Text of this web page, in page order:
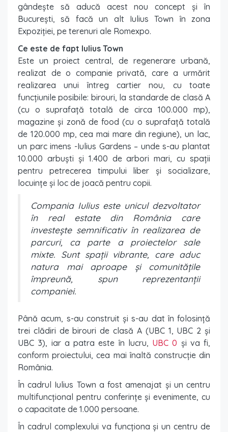
gândește să aducă acest nou concept și în
București, să facă un alt Iulius Town în zona
Expoziției, pe terenuri ale Romexpo.
Ce este de fapt Iulius Town
Este un proiect central, de regenerare urbană,
realizat de o companie privată, care a urmărit
realizarea unui întreg cartier nou, cu toate
funcțiunile posibile: birouri, la standarde de clasă A
(cu o suprafață totală de circa 100.000 mp),
magazine și zonă de food (cu o suprafață totală
de 120.000 mp, cea mai mare din regiune), un lac,
un parc imens -Iulius Gardens – unde s-au plantat
10.000 arbuști și 1.400 de arbori mari, cu spații
pentru petrecerea timpului liber și socializare,
locuințe și loc de joacă pentru copii.
Compania Iulius este unicul dezvoltator
în real estate din România care
investește semnificativ în realizarea de
parcuri, ca parte a proiectelor sale
mixte. Sunt spații vibrante, care aduc
natura mai aproape și comunitățile
împreună, spun reprezentanții
companiei.
Până acum, s-au construit și s-au dat în folosință
trei clădiri de birouri de clasă A (UBC 1, UBC 2 și
UBC 3), iar a patra este în lucru, UBC 0 și va fi,
conform proiectului, cea mai înaltă construcție din
România.
În cadrul Iulius Town a fost amenajat și un centru
multifuncțional pentru conferințe și evenimente, cu
o capacitate de 1.000 persoane.
În cadrul complexului va funcționa și un centru de